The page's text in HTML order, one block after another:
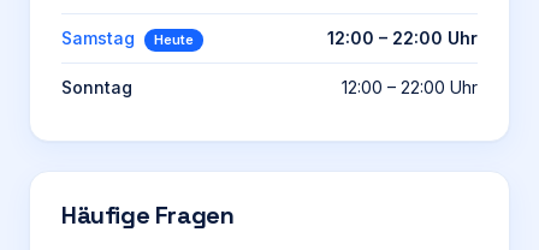
Samstag Heute 12:00 – 22:00 Uhr
Sonntag 12:00 – 22:00 Uhr
Häufige Fragen